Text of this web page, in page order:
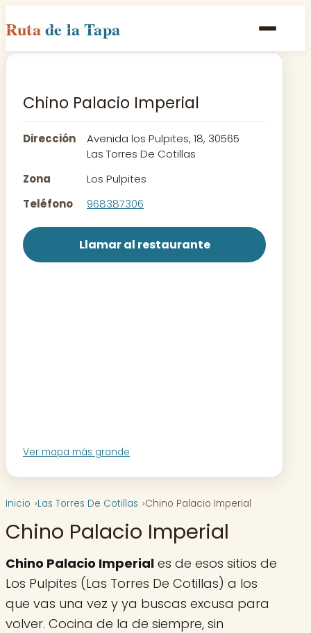
Rutade la Tapa
Inicio
Rutas
Contacto
Chino Palacio Imperial
Dirección
Avenida los Pulpites, 18, 30565
Las Torres De Cotillas
Zona
Los Pulpites
Teléfono
968387306
Llamar al restaurante
Ver mapa más grande
Inicio Las Torres De Cotillas Chino Palacio Imperial
Chino Palacio Imperial
Chino Palacio Imperial es de esos sitios de
Los Pulpites (Las Torres De Cotillas) a los
que vas una vez y ya buscas excusa para
volver. Cocina de la de siempre, sin